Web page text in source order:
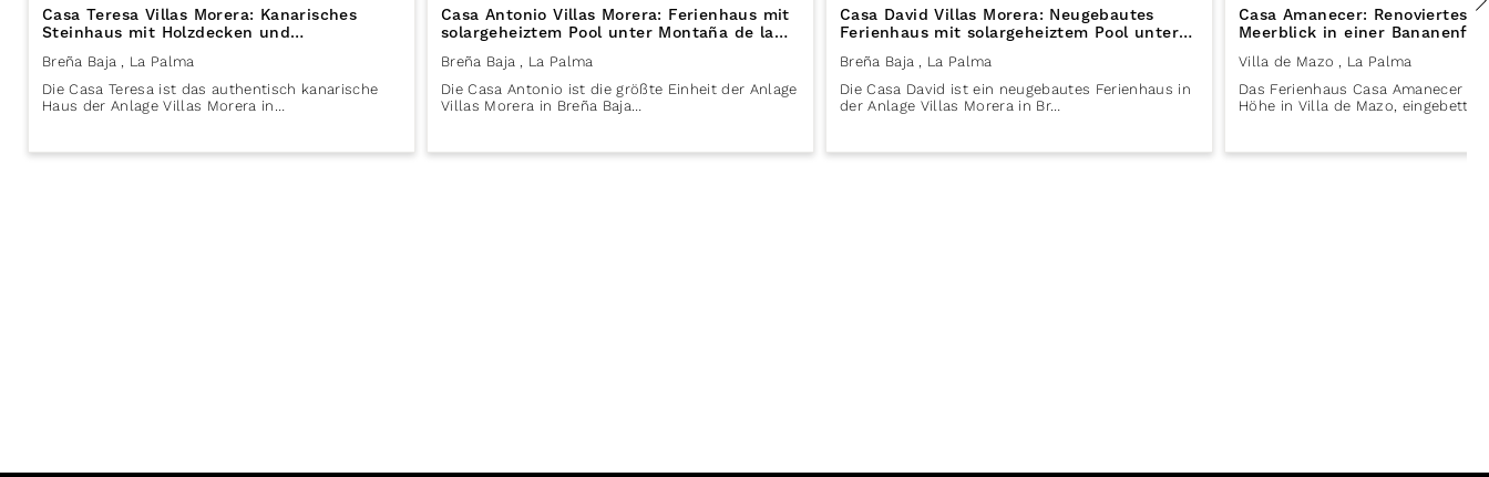
Casa Teresa Villas Morera: Kanarisches
Steinhaus mit Holzdecken und
solargeheiztem Pool in Breña Baja auf La
Palma
Breña Baja , La Palma
Die Casa Teresa ist das authentisch kanarische
Haus der Anlage Villas Morera in…
Casa Antonio Villas Morera: Ferienhaus mit
solargeheiztem Pool unter Montaña de la
Breña in Breña Baja auf La Palma
Breña Baja , La Palma
Die Casa Antonio ist die größte Einheit der Anlage
Villas Morera in Breña Baja…
Casa David Villas Morera: Neugebautes
Ferienhaus mit solargeheiztem Pool unter
Montaña de la Breña in Breña Baja auf La
Palma
Breña Baja , La Palma
Die Casa David ist ein neugebautes Ferienhaus in
der Anlage Villas Morera in Br…
Casa Amanecer: Renoviertes
Meerblick in einer
Mazo auf La Palma
Villa de Mazo , La Palma
Das Ferienhaus Casa Amanecer
Höhe in Villa de Mazo,